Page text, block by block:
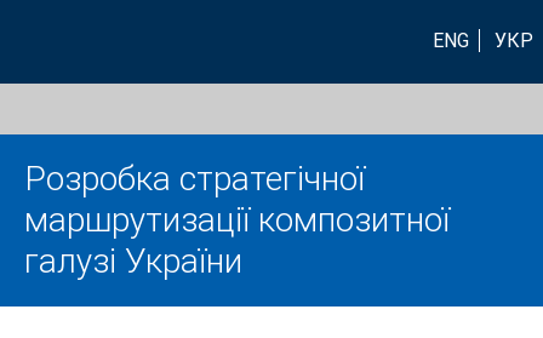
ENG УКР
Розробка стратегічної
маршрутизації композитної
галузі України